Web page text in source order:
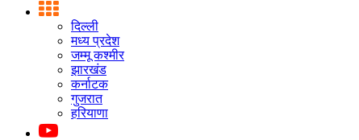
दिल्ली
मध्य प्रदेश
जम्मू कश्मीर
झारखंड
कर्नाटक
गुजरात
हरियाणा